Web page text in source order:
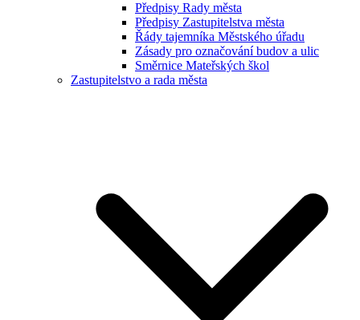
Předpisy Rady města
Předpisy Zastupitelstva města
Řády tajemníka Městského úřadu
Zásady pro označování budov a ulic
Směrnice Mateřských škol
Zastupitelstvo a rada města